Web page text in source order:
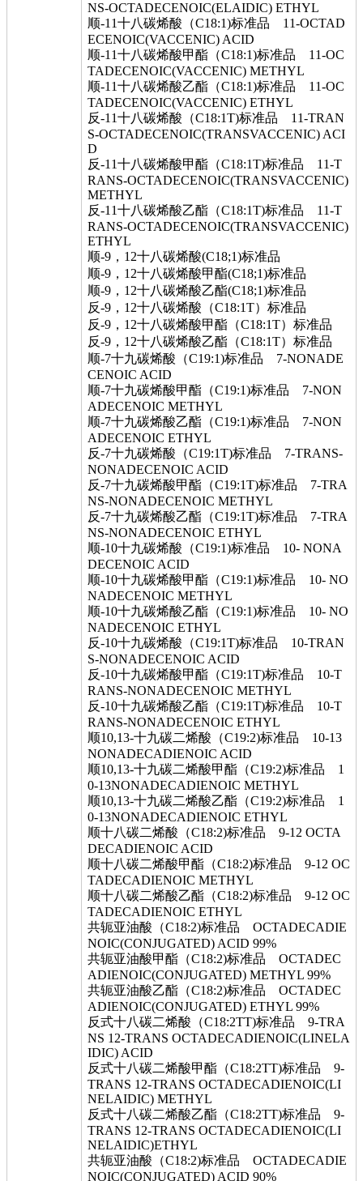
NS-OCTADECENOIC(ELAIDIC) ETHYL
顺-11十八碳烯酸（C18:1)标准品 11-OCTAD
ECENOIC(VACCENIC) ACID
顺-11十八碳烯酸甲酯（C18:1)标准品 11-OC
TADECENOIC(VACCENIC) METHYL
顺-11十八碳烯酸乙酯（C18:1)标准品 11-OC
TADECENOIC(VACCENIC) ETHYL
反-11十八碳烯酸（C18:1T)标准品 11-TRAN
S-OCTADECENOIC(TRANSVACCENIC) ACI
D
反-11十八碳烯酸甲酯（C18:1T)标准品 11-T
RANS-OCTADECENOIC(TRANSVACCENIC)
METHYL
反-11十八碳烯酸乙酯（C18:1T)标准品 11-T
RANS-OCTADECENOIC(TRANSVACCENIC)
ETHYL
顺-9，12十八碳烯酸(C18;1)标准品
顺-9，12十八碳烯酸甲酯(C18;1)标准品
顺-9，12十八碳烯酸乙酯(C18;1)标准品
反-9，12十八碳烯酸（C18:1T）标准品
反-9，12十八碳烯酸甲酯（C18:1T）标准品
反-9，12十八碳烯酸乙酯（C18:1T）标准品
顺-7十九碳烯酸（C19:1)标准品 7-NONADE
CENOIC ACID
顺-7十九碳烯酸甲酯（C19:1)标准品 7-NON
ADECENOIC METHYL
顺-7十九碳烯酸乙酯（C19:1)标准品 7-NON
ADECENOIC ETHYL
反-7十九碳烯酸（C19:1T)标准品 7-TRANS-
NONADECENOIC ACID
反-7十九碳烯酸甲酯（C19:1T)标准品 7-TRA
NS-NONADECENOIC METHYL
反-7十九碳烯酸乙酯（C19:1T)标准品 7-TRA
NS-NONADECENOIC ETHYL
顺-10十九碳烯酸（C19:1)标准品 10- NONA
DECENOIC ACID
顺-10十九碳烯酸甲酯（C19:1)标准品 10- NO
NADECENOIC METHYL
顺-10十九碳烯酸乙酯（C19:1)标准品 10- NO
NADECENOIC ETHYL
反-10十九碳烯酸（C19:1T)标准品 10-TRAN
S-NONADECENOIC ACID
反-10十九碳烯酸甲酯（C19:1T)标准品 10-T
RANS-NONADECENOIC METHYL
反-10十九碳烯酸乙酯（C19:1T)标准品 10-T
RANS-NONADECENOIC ETHYL
顺10,13-十九碳二烯酸（C19:2)标准品 10-13
NONADECADIENOIC ACID
顺10,13-十九碳二烯酸甲酯（C19:2)标准品 1
0-13NONADECADIENOIC METHYL
顺10,13-十九碳二烯酸乙酯（C19:2)标准品 1
0-13NONADECADIENOIC ETHYL
顺十八碳二烯酸（C18:2)标准品 9-12 OCTA
DECADIENOIC ACID
顺十八碳二烯酸甲酯（C18:2)标准品 9-12 OC
TADECADIENOIC METHYL
顺十八碳二烯酸乙酯（C18:2)标准品 9-12 OC
TADECADIENOIC ETHYL
共轭亚油酸（C18:2)标准品 OCTADECADIE
NOIC(CONJUGATED) ACID 99%
共轭亚油酸甲酯（C18:2)标准品 OCTADEC
ADIENOIC(CONJUGATED) METHYL 99%
共轭亚油酸乙酯（C18:2)标准品 OCTADEC
ADIENOIC(CONJUGATED) ETHYL 99%
反式十八碳二烯酸（C18:2TT)标准品 9-TRA
NS 12-TRANS OCTADECADIENOIC(LINELA
IDIC) ACID
反式十八碳二烯酸甲酯（C18:2TT)标准品 9-
TRANS 12-TRANS OCTADECADIENOIC(LI
NELAIDIC) METHYL
反式十八碳二烯酸乙酯（C18:2TT)标准品 9-
TRANS 12-TRANS OCTADECADIENOIC(LI
NELAIDIC)ETHYL
共轭亚油酸（C18:2)标准品 OCTADECADIE
NOIC(CONJUGATED) ACID 90%